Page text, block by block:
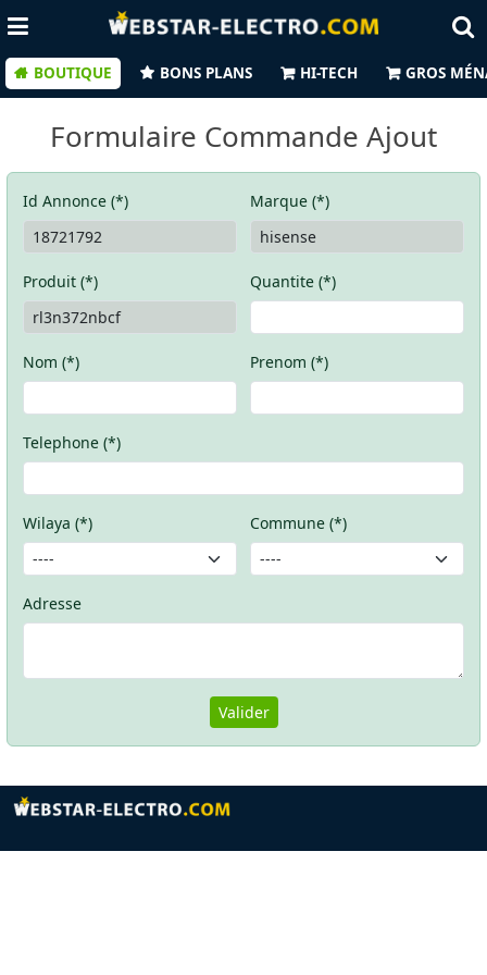
BOUTIQUE BONS PLANS HI-TECH GROS
Formulaire Commande Ajout
Id Annonce (*) Marque (*)
Produit (*) Quantite (*)
Nom (*) Prenom (*)
Telephone (*)
Wilaya (*) Commune (*)
Adresse